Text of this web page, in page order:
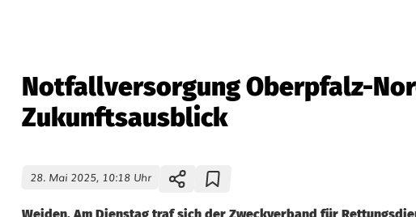
Notfallversorgung Oberpfalz-
Zukunftsausblick
28. Mai 2025, 10:18 Uhr